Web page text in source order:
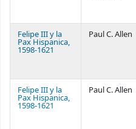
Felipe III y la
Pax Hispanica,
1598-1621
Paul C. Allen
Felipe III y la
Pax Hispanica,
1598-1621
Paul C. Allen